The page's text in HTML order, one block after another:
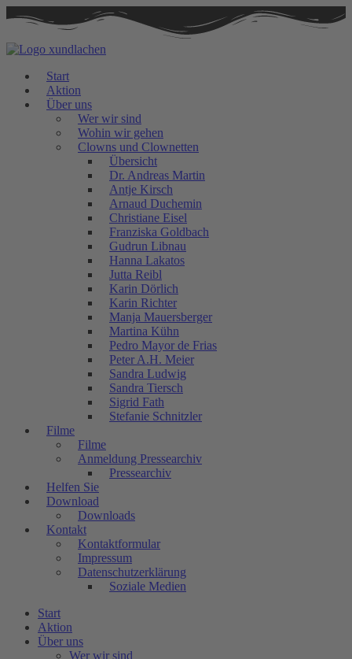
Inhalt
springen
Start
Aktion
Über uns
Wer wir sind
Wohin wir gehen
Clowns und Clownetten
Übersicht
Dr. Andreas Martin
Antje Kirsch
Arnaud Duchemin
Christiane Eisel
Franziska Goldbach
Gudrun Libnau
Hanna Lakatos
Jutta Reibl
Karin Dörlich
Karin Richter
Manja Mauersberger
Martina Kühn
Pedro Mayor de Frias
Peter A.H. Meier
Sandra Ludwig
Sandra Tiersch
Sigrid Fath
Stefanie Schnitzler
Filme
Filme
Anmeldung Pressearchiv
Pressearchiv
Helfen Sie
Download
Downloads
Kontakt
Kontaktformular
Impressum
Datenschutzerklärung
Soziale Medien
Start
Aktion
Über uns
Wer wir sind